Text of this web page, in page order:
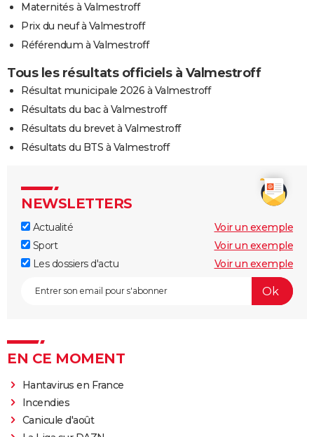
Maternités à Valmestroff
Prix du neuf à Valmestroff
Référendum à Valmestroff
Tous les résultats officiels à Valmestroff
Résultat municipale 2026 à Valmestroff
Résultats du bac à Valmestroff
Résultats du brevet à Valmestroff
Résultats du BTS à Valmestroff
NEWSLETTERS
Actualité
Voir un exemple
Sport
Voir un exemple
Les dossiers d'actu
Voir un exemple
EN CE MOMENT
Hantavirus en France
Incendies
Canicule d'août